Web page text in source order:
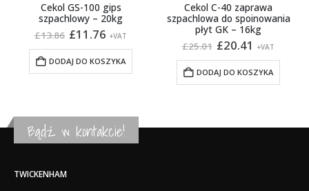
Cekol GS-100 gips
szpachlowy – 20kg
£13.86 Pierwotna
wynosiła:
£13.86.
£11.76 Aktualna
wynosi:
£11.76.
+VAT
DODAJ DO KOSZYKA
Cekol C-40 zaprawa
szpachlowa do spoinowania
płyt GK – 16kg
£25.01 Pierwotna
wynosiła:
£25.01.
£20.41 Aktualna
wynosi:
£20.41.
+VAT
DODAJ DO KOSZYKA
Bądź w kontakcie!
TWICKENHAM